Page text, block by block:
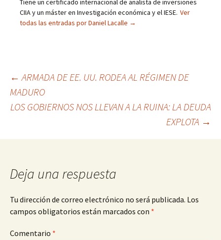
CIIA y un máster en Investigación económica y el IESE. Ver
todas las entradas por Daniel Lacalle →
Navegación
de
← ARMADA DE EE. UU. RODEA AL RÉGIMEN DE
MADURO
LOS GOBIERNOS NOS LLEVAN A LA RUINA: LA DEUDA
EXPLOTA →
Deja una respuesta
Tu dirección de correo electrónico no será publicada. Los
campos obligatorios están marcados con *
Comentario *